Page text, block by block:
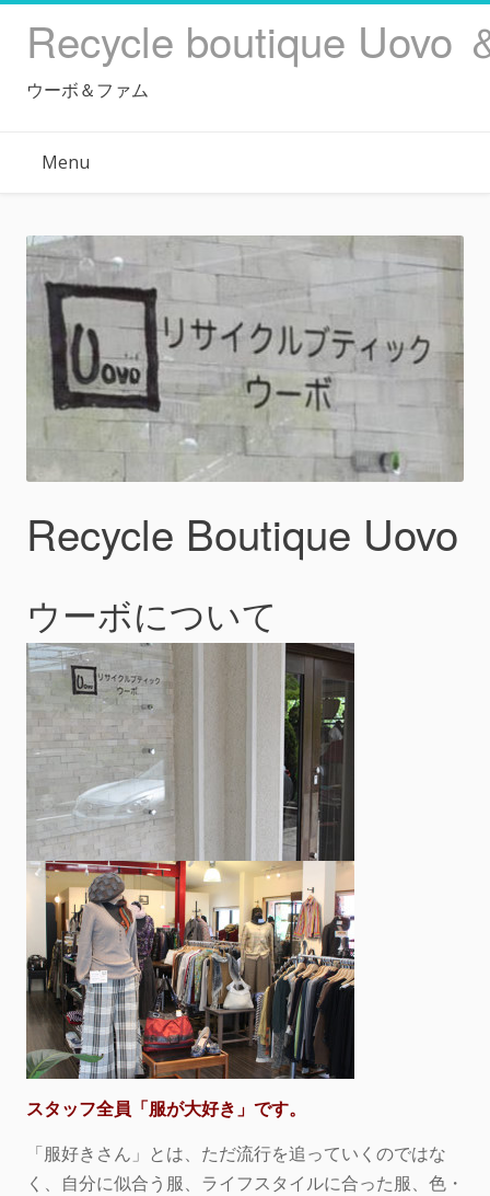
Recycle boutique Uovo
ウーボ＆ファム
Menu
Recycle Boutique Uovo
ウーボについて
スタッフ全員「服が大好き」です。
「服好きさん」とは、ただ流行を追っていくのではな
く、自分に似合う服、ライフスタイルに合った服、色・